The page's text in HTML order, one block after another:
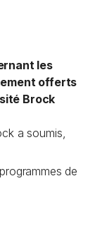
les
offerts
Brock
a soumis,
de